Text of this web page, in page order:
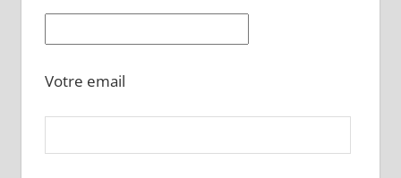
Votre email